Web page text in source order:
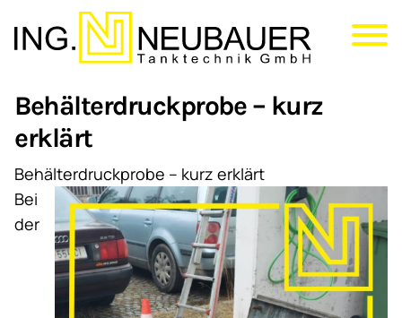
zum
Inhalt
Behälterdruckprobe – kurz
erklärt
Behälterdruckprobe – kurz erklärt
Bei
der